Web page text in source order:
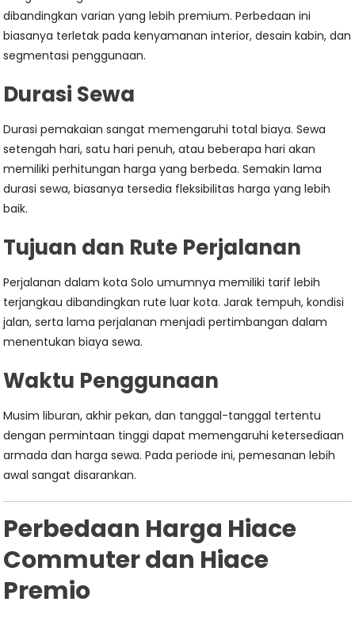
dibandingkan varian yang lebih premium. Perbedaan ini
biasanya terletak pada kenyamanan interior, desain kabin, dan
segmentasi penggunaan.
Durasi Sewa
Durasi pemakaian sangat memengaruhi total biaya. Sewa
setengah hari, satu hari penuh, atau beberapa hari akan
memiliki perhitungan harga yang berbeda. Semakin lama
durasi sewa, biasanya tersedia fleksibilitas harga yang lebih
baik.
Tujuan dan Rute Perjalanan
Perjalanan dalam kota Solo umumnya memiliki tarif lebih
terjangkau dibandingkan rute luar kota. Jarak tempuh, kondisi
jalan, serta lama perjalanan menjadi pertimbangan dalam
menentukan biaya sewa.
Waktu Penggunaan
Musim liburan, akhir pekan, dan tanggal-tanggal tertentu
dengan permintaan tinggi dapat memengaruhi ketersediaan
armada dan harga sewa. Pada periode ini, pemesanan lebih
awal sangat disarankan.
Perbedaan Harga Hiace
Commuter dan Hiace
Premio